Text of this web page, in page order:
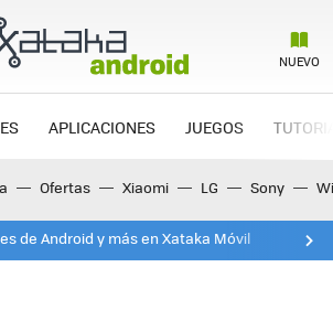
NUEVO
APLICACIONES JUEGOS
Ofertas Xiaomi LG Sony
de Android y más en Xataka Móvil